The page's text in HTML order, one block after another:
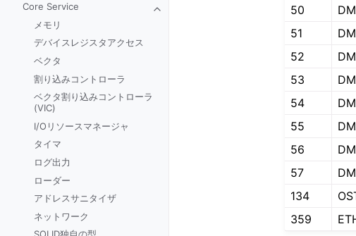
Core Service
Toggle navigation of Core Service
メモリ
デバイスレジスタアクセス
ベクタ
割り込みコントローラ
ベクタ割り込みコントローラ
(VIC)
I/Oリソースマネージャ
タイマ
ログ出力
ローダー
アドレスサニタイザ
ネットワーク
50
51
52
53
54
55
56
57
134
359